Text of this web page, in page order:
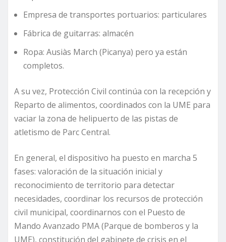
Empresa de transportes portuarios: particulares
Fábrica de guitarras: almacén
Ropa: Ausiàs March (Picanya) pero ya están
completos.
A su vez, Protección Civil continúa con la recepción y
Reparto de alimentos, coordinados con la UME para
vaciar la zona de helipuerto de las pistas de
atletismo de Parc Central.
En general, el dispositivo ha puesto en marcha 5
fases: valoración de la situación inicial y
reconocimiento de territorio para detectar
necesidades, coordinar los recursos de protección
civil municipal, coordinarnos con el Puesto de
Mando Avanzado PMA (Parque de bomberos y la
UME), constitución del gabinete de crisis en el